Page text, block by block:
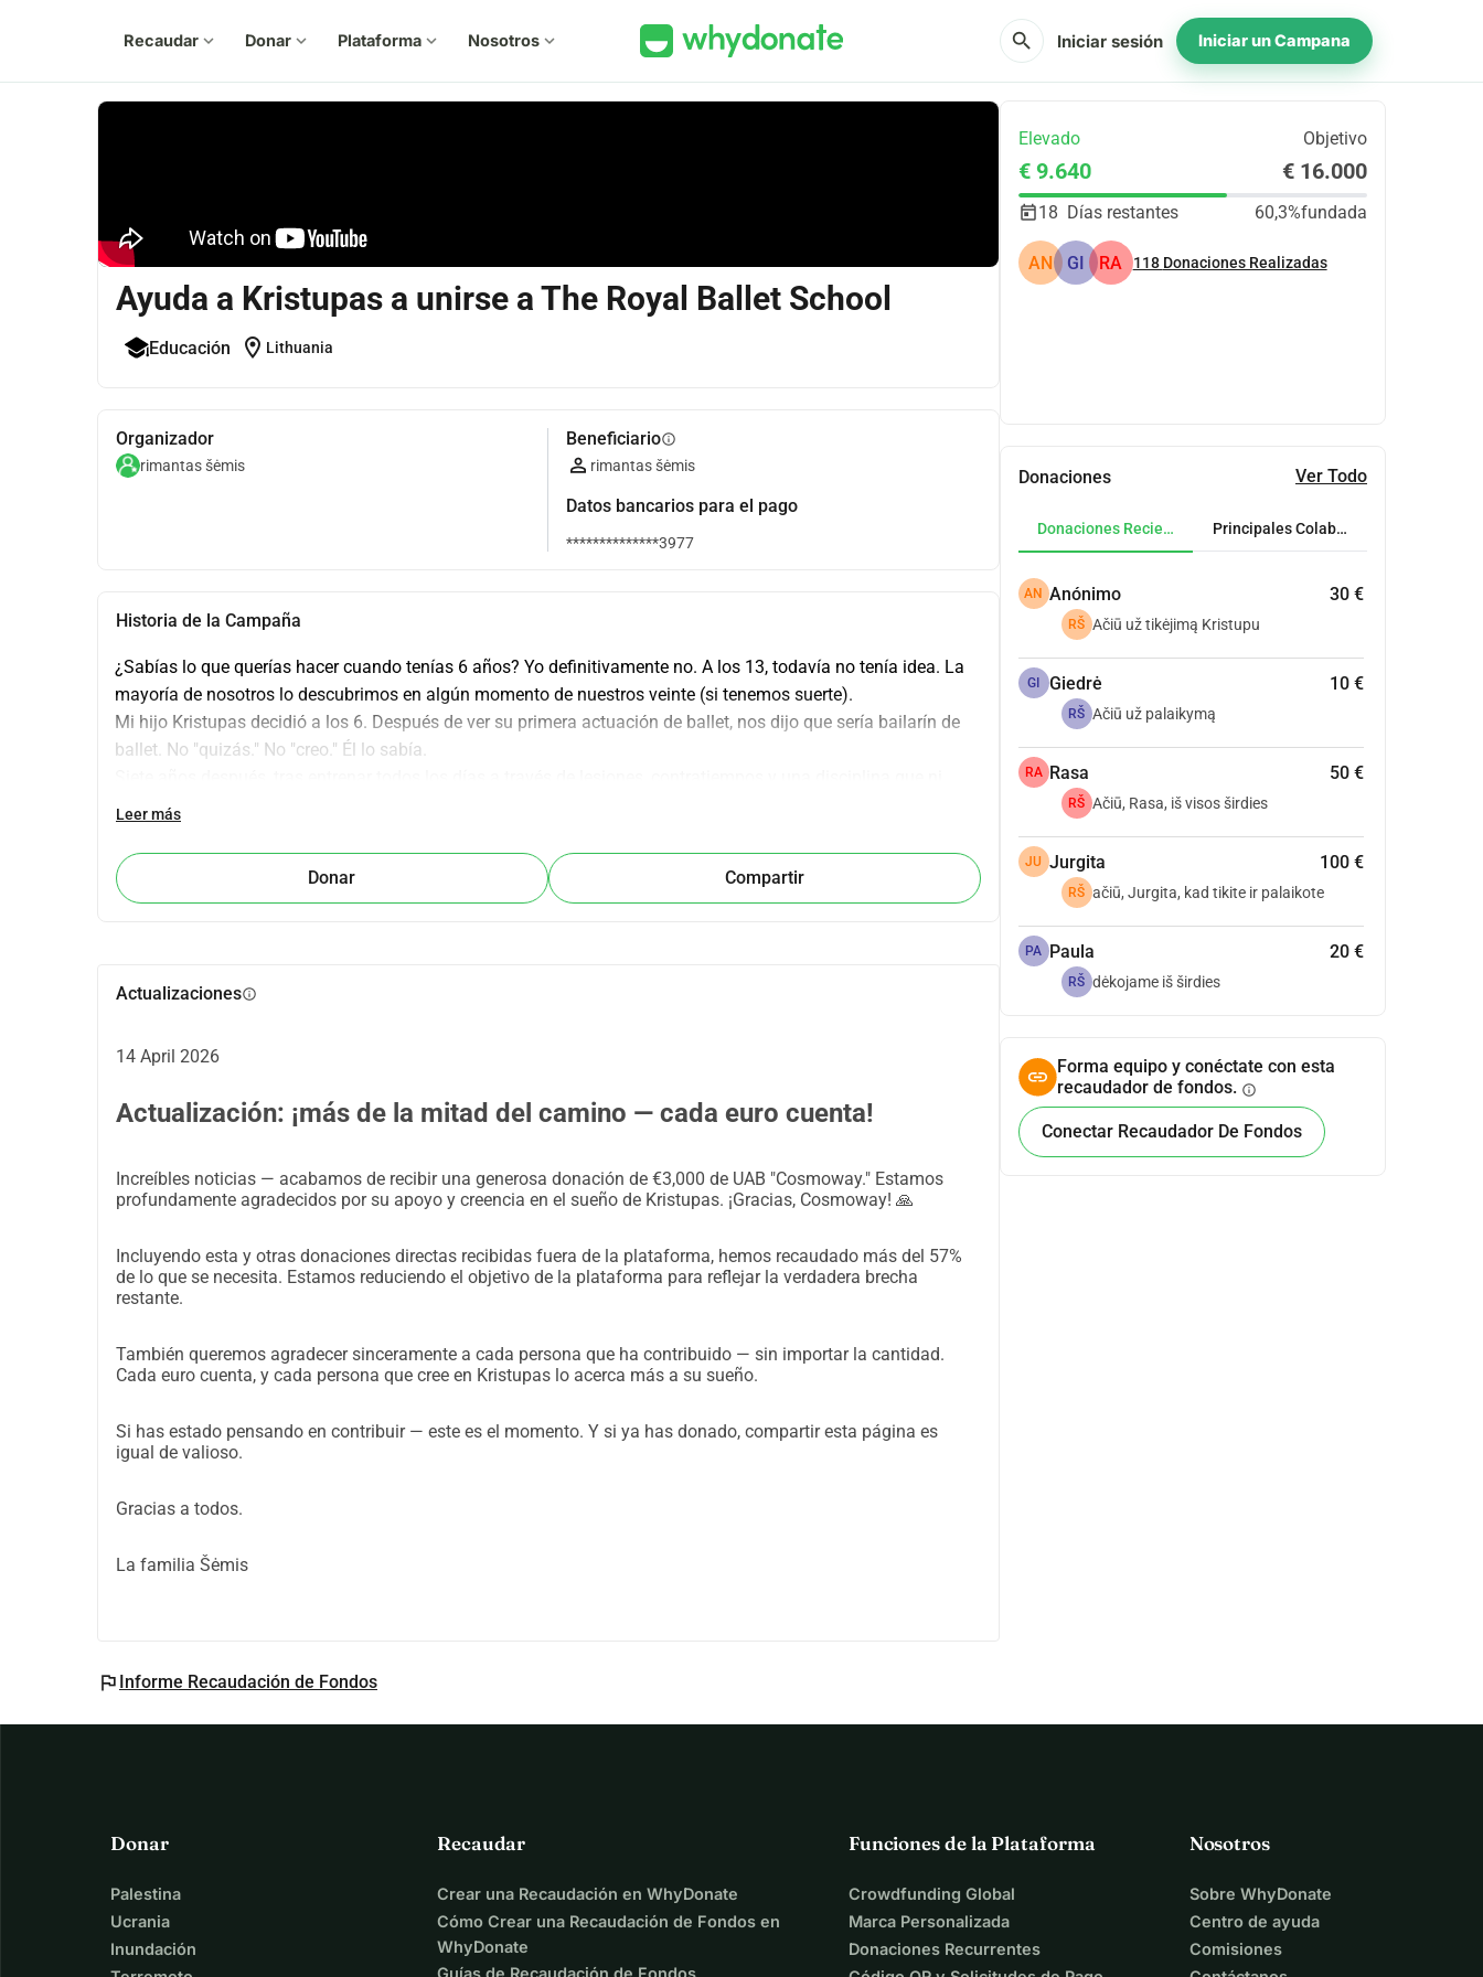
Recaudar expand_more Donar expand_more Plataforma expand_more Nosotros expand_more search Iniciar sesión Iniciar un Campana
Ayuda a Kristupas a unirse a The Royal Ballet School
Educación location_on Lithuania
Organizador
rimantas šėmis
Beneficiarioinfo
rimantas šėmis
Datos bancarios para el pago
**************3977
Historia de la Campaña
¿Sabías lo que querías hacer cuando tenías 6 años? Yo definitivamente no. A los 13, todavía no tenía idea. La
mayoría de nosotros lo descubrimos en algún momento de nuestros veinte (si tenemos suerte).
Mi hijo Kristupas decidió a los 6. Después de ver su primera actuación de ballet, nos dijo que sería bailarín de
ballet. No "quizás." No "creo." Él lo sabía.
siquiera los adultos podían mantener ha recibido una oferta para unirse a The Royal Ballet School en Londres.
Tiene 13. Y está a punto de mudarse a otro país para seguir la carrera que eligió a los 6. Como sus padres, no
podríamos estar más orgullosos.
de beca desde su primer año algo que no está típicamente disponible para estudiantes internacionales.
de los costos restantes. Pero incluso con el apoyo de la escuela y nuestra contribución combinada, hay una
Cada euro va directamente hacia la educación de Kristupas.
https://www.youtube.com/@BalletKri
Publicaremos actualizaciones regulares sobre su progreso aquí.
Gracias por creer en el sueño de Kristupas.
La familia Šėmis, Vilnius, Lituania
Leer más
Donar Compartir
Actualizacionesinfo
14 April 2026
Actualización: ¡más de la mitad del camino — cada euro cuenta!
Increíbles noticias — acabamos de recibir una generosa donación de €3,000 de UAB "Cosmoway." Estamos
profundamente agradecidos por su apoyo y creencia en el sueño de Kristupas. ¡Gracias, Cosmoway! 🙏
Incluyendo esta y otras donaciones directas recibidas fuera de la plataforma, hemos recaudado más del 57%
de lo que se necesita. Estamos reduciendo el objetivo de la plataforma para reflejar la verdadera brecha
restante.
También queremos agradecer sinceramente a cada persona que ha contribuido — sin importar la cantidad.
Cada euro cuenta, y cada persona que cree en Kristupas lo acerca más a su sueño.
Si has estado pensando en contribuir — este es el momento. Y si ya has donado, compartir esta página es
igual de valioso.
Gracias a todos.
La familia Šėmis
flag Informe Recaudación de Fondos
Elevado Objetivo
€ 9.640 € 16.000
18 Días restantes 60,3%fundada
AN GI RA 118 Donaciones Realizadas
Donaciones Ver Todo
Donaciones Recientes Principales Colaboradores
AN Anónimo 30 €
RŠ Ačiū už tikėjimą Kristupu
GI Giedrė 10 €
RŠ Ačiū už palaikymą
RA Rasa 50 €
RŠ Ačiū, Rasa, iš visos širdies
JU Jurgita 100 €
RŠ ačiū, Jurgita, kad tikite ir palaikote
PA Paula 20 €
RŠ dėkojame iš širdies
Forma equipo y conéctate con esta
recaudador de fondos. info
Conectar Recaudador De Fondos
Donar
Palestina
Ucrania
Inundación
Recaudar
Crear una Recaudación en WhyDonate
Cómo Crear una Recaudación de Fondos en
WhyDonate
Funciones de la Plataforma
Crowdfunding Global
Marca Personalizada
Donaciones Recurrentes
Nosotros
Sobre WhyDonate
Centro de ayuda
Comisiones